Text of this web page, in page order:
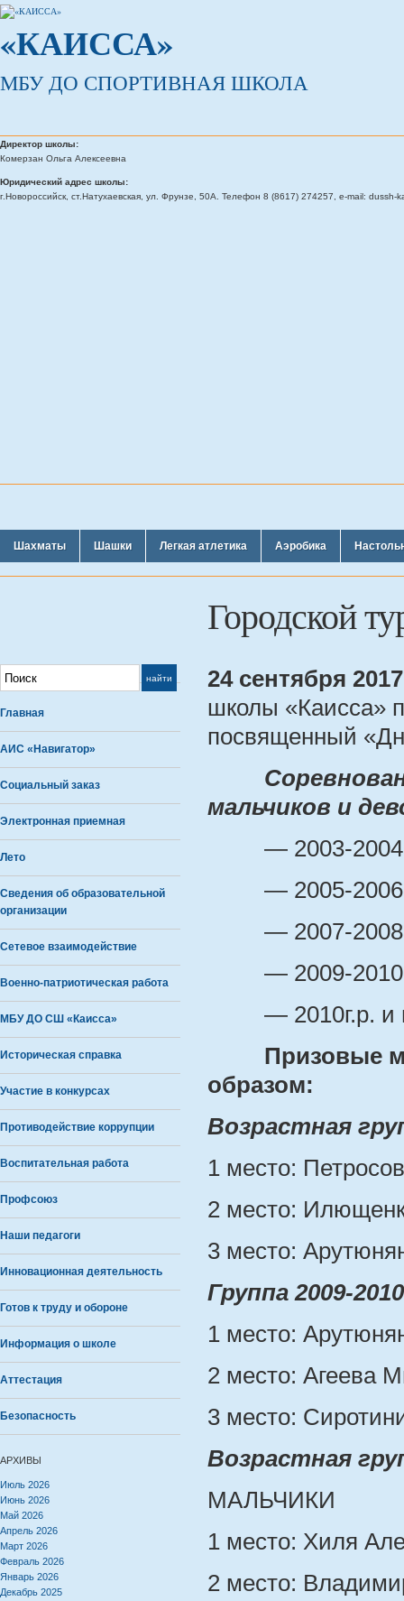
«КАИССА»
МБУ ДО СПОРТИВНАЯ ШКОЛА
Директор школы:
Комерзан Ольга Алексеевна
Юридический адрес школы:
г.Новороссийск, ст.Натухаевская, ул. Фрунзе, 50А. Телефон 8 (8617) 274257, e-mail: dussh-
Шахматы Шашки Легкая атлетика Аэробика
Городской
Главная
АИС «Навигатор»
Социальный заказ
Электронная приемная
Лето
Сведения об образовательной
организации
Сетевое взаимодействие
Военно-патриотическая работа
МБУ ДО СШ «Каисса»
Историческая справка
Участие в конкурсах
Противодействие коррупции
Воспитательная работа
Профсоюз
Наши педагоги
Инновационная деятельность
Готов к труду и обороне
Информация о школе
Аттестация
Безопасность
АРХИВЫ
Июль 2026
Июнь 2026
Май 2026
Апрель 2026
Март 2026
Февраль 2026
Январь 2026
Декабрь 2025
24 сентября
школы «Каисса»
посвященный
мальчиков и
— 2003-
— 2005-
— 2007-
— 2009-
— 2010г.р. и
Призовые
образом:
Возрастная
1 место:
2 место:
3 место:
Группа 2009-
1 место:
2 место: Агеева
3 место:
Возрастная
МАЛЬЧИКИ
1 место: Хиля
2 место: